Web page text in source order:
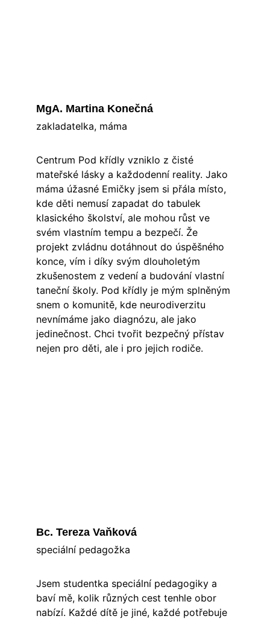
MgA. Martina Konečná
zakladatelka, máma
Centrum Pod křídly vzniklo z čisté
mateřské lásky a každodenní reality. Jako
máma úžasné Emičky jsem si přála místo,
kde děti nemusí zapadat do tabulek
klasického školství, ale mohou růst ve
svém vlastním tempu a bezpečí. Že
projekt zvládnu dotáhnout do úspěšného
konce, vím i díky svým dlouholetým
zkušenostem z vedení a budování vlastní
taneční školy. Pod křídly je mým splněným
snem o komunitě, kde neurodiverzitu
nevnímáme jako diagnózu, ale jako
jedinečnost. Chci tvořit bezpečný přístav
nejen pro děti, ale i pro jejich rodiče.
Bc. Tereza Vaňková
speciální pedagožka
Jsem studentka speciální pedagogiky a
baví mě, kolik různých cest tenhle obor
nabízí. Každé dítě je jiné, každé potřebuje